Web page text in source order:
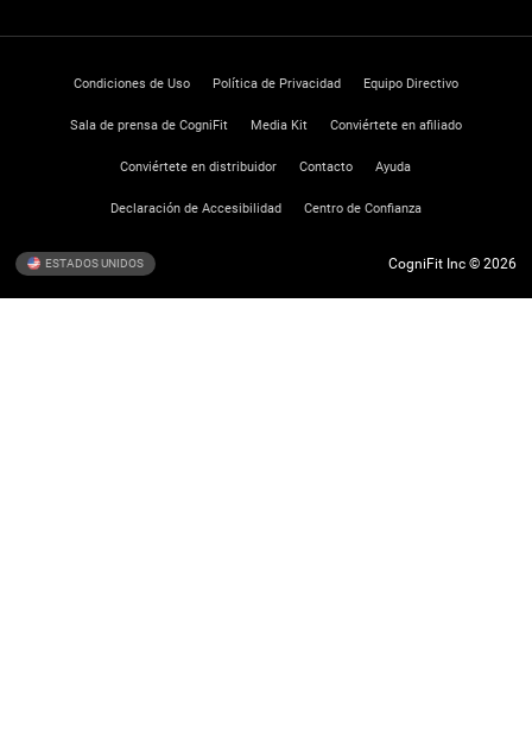
Condiciones de Uso Política de Privacidad Equipo Directivo
Sala de prensa de CogniFit Media Kit Conviértete en afiliado
Conviértete en distribuidor Contacto Ayuda
Declaración de Accesibilidad Centro de Confianza
ESTADOS UNIDOS CogniFit Inc © 2026